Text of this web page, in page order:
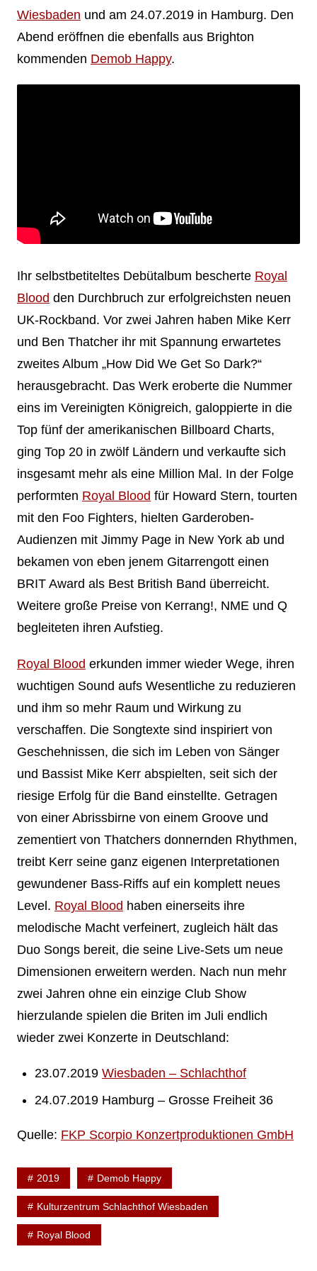
Wiesbaden und am 24.07.2019 in Hamburg. Den
Abend eröffnen die ebenfalls aus Brighton
kommenden Demob Happy.
Ihr selbstbetiteltes Debütalbum bescherte Royal
Blood den Durchbruch zur erfolgreichsten neuen
UK-Rockband. Vor zwei Jahren haben Mike Kerr
und Ben Thatcher ihr mit Spannung erwartetes
zweites Album „How Did We Get So Dark?“
herausgebracht. Das Werk eroberte die Nummer
eins im Vereinigten Königreich, galoppierte in die
Top fünf der amerikanischen Billboard Charts,
ging Top 20 in zwölf Ländern und verkaufte sich
insgesamt mehr als eine Million Mal. In der Folge
performten Royal Blood für Howard Stern, tourten
mit den Foo Fighters, hielten Garderoben-
Audienzen mit Jimmy Page in New York ab und
bekamen von eben jenem Gitarrengott einen
BRIT Award als Best British Band überreicht.
Weitere große Preise von Kerrang!, NME und Q
begleiteten ihren Aufstieg.
Royal Blood erkunden immer wieder Wege, ihren
wuchtigen Sound aufs Wesentliche zu reduzieren
und ihm so mehr Raum und Wirkung zu
verschaffen. Die Songtexte sind inspiriert von
Geschehnissen, die sich im Leben von Sänger
und Bassist Mike Kerr abspielten, seit sich der
riesige Erfolg für die Band einstellte. Getragen
von einer Abrissbirne von einem Groove und
zementiert von Thatchers donnernden Rhythmen,
treibt Kerr seine ganz eigenen Interpretationen
gewundener Bass-Riffs auf ein komplett neues
Level. Royal Blood haben einerseits ihre
melodische Macht verfeinert, zugleich hält das
Duo Songs bereit, die seine Live-Sets um neue
Dimensionen erweitern werden. Nach nun mehr
zwei Jahren ohne ein einzige Club Show
hierzulande spielen die Briten im Juli endlich
wieder zwei Konzerte in Deutschland:
23.07.2019 Wiesbaden – Schlachthof
24.07.2019 Hamburg – Grosse Freiheit 36
Quelle: FKP Scorpio Konzertproduktionen GmbH
2019 Demob Happy
Kulturzentrum Schlachthof Wiesbaden
Royal Blood